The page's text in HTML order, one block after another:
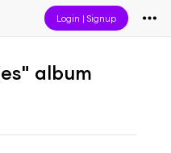
Login |Signup
album